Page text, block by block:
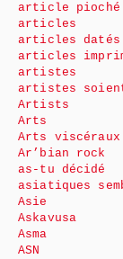
article pioché
articles
articles datés
articles
artistes
artistes
Artists
Arts
Arts viscéraux
Ar’bian rock
as-tu décidé
asiatiques
Asie
Askavusa
Asma
ASN